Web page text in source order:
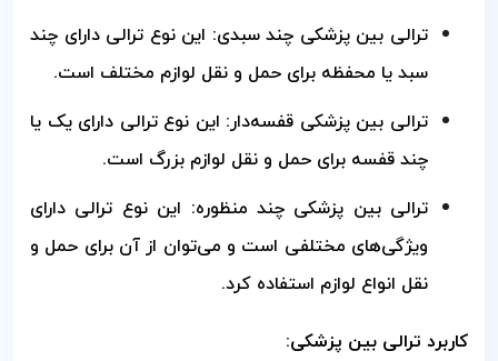
ترالی بین پزشکی چند سبدی: این نوع ترالی دارای چند
سبد یا محفظه برای حمل و نقل لوازم مختلف است.
ترالی بین پزشکی قفسه‌دار: این نوع ترالی دارای یک یا
چند قفسه برای حمل و نقل لوازم بزرگ است.
ترالی بین پزشکی چند منظوره: این نوع ترالی دارای
ویژگی‌های مختلفی است و می‌توان از آن برای حمل و
نقل انواع لوازم استفاده کرد.
کاربرد ترالی بین پزشکی: